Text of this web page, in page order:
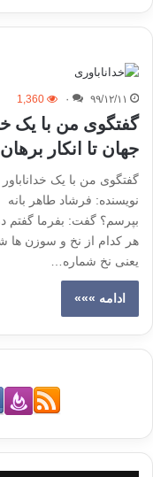
۹۹/۱۲/۱۱ ۰ 1,360
گفتگوی من با یک
جهان تا انکار
گفتگوی من با یک
نویسنده: فرشاد طاهر
هر کدام از نخ و سوزن ها
یعنی نخ شماره…
ادامه »»»